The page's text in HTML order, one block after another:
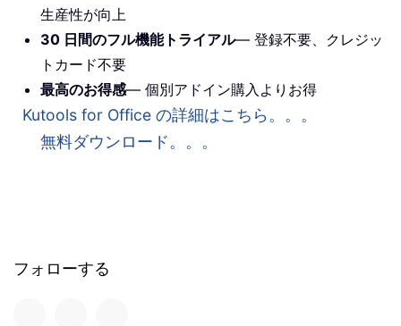
生産性が向上
30 日間のフル機能トライアル— 登録不要、クレジッ
トカード不要
最高のお得感— 個別アドイン購入よりお得
Kutools for Office の詳細はこちら。。。
無料ダウンロード。。。
フォローする